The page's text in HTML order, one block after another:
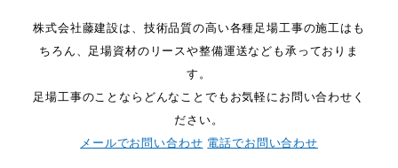
株式会社藤建設は、技術品質の高い各種足場工事の施工はも
ちろん、足場資材のリースや整備運送なども承っておりま
す。
足場工事のことならどんなことでもお気軽にお問い合わせく
ださい。
メールでお問い合わせ 電話でお問い合わせ